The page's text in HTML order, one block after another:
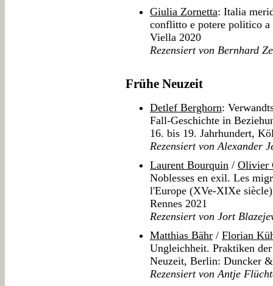
Giulia Zornetta: Italia
conflitto e potere politico
Viella 2020
Rezensiert von Bernhard
Frühe Neuzeit
Detlef Berghorn:
Fall-Geschichte in
16. bis 19. Jahrhundert,
Rezensiert von Alexander
Laurent Bourquin / Olivier
Noblesses en exil. Les
l'Europe (XVe-XIXe
Rennes 2021
Rezensiert von Jort
Matthias Bähr / Florian
Ungleichheit. Praktiken
Neuzeit, Berlin: Duncker
Rezensiert von Antje